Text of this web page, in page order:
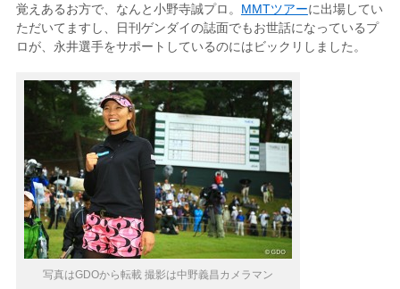
覚えあるお方で、なんと小野寺誠プロ。 MMTツアーに出場してい
ただいてますし、日刊ゲンダイの誌面でもお世話になっているプ
ロが、永井選手をサポートしているのにはビックリしました。
写真はGDOから転載 撮影は中野義昌カメラマン